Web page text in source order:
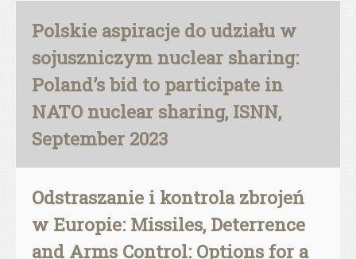
Polskie aspiracje do udziału w
sojuszniczym nuclear sharing:
Poland’s bid to participate in
NATO nuclear sharing, ISNN,
September 2023
Odstraszanie i kontrola zbrojeń
w Europie: Missiles, Deterrence
and Arms Control: Options for a